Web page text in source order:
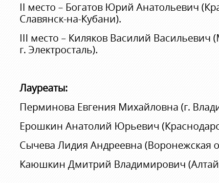
II место – Богатов Юрий Анатольевич
Славянск-на-Кубани).
III место – Киляков Василий Васильевич
г. Электросталь).
Лауреаты:
Перминова Евгения Михайловна (г.
Ерошкин Анатолий Юрьевич
Сычева Лидия Андреевна (Воронежская
Каюшкин Дмитрий Владимирович